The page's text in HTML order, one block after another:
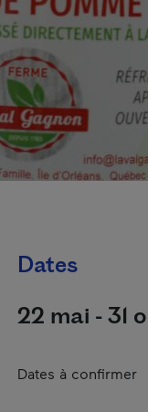
Dates
22 mai - 31
Dates à confirmer